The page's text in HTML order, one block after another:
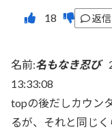
返信
名前:名もなき忍び
13:33:08
topの後だしカウン
るが、それと同じ